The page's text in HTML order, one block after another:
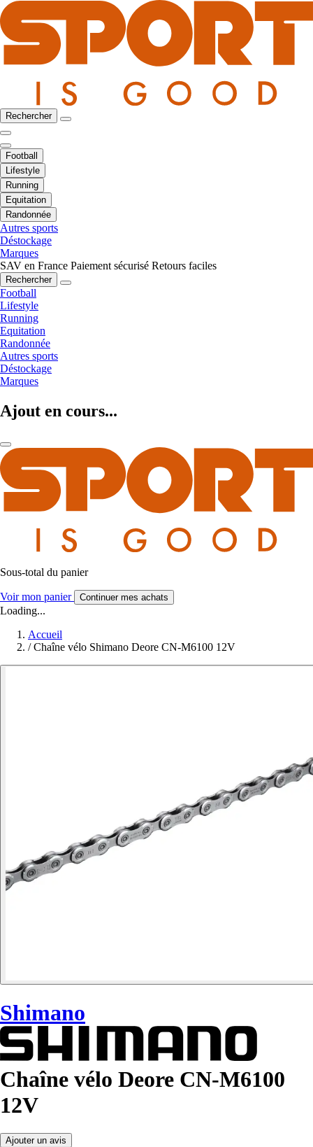
Rechercher
Football
Lifestyle
Running
Equitation
Randonnée
Autres sports
Déstockage
Marques
SAV en France Paiement sécurisé Retours faciles
Rechercher
Football
Lifestyle
Running
Equitation
Randonnée
Autres sports
Déstockage
Marques
Ajout en cours...
Sous-total du panier
Voir mon panier Continuer mes achats
Loading...
Accueil
/ Chaîne vélo Shimano Deore CN-M6100 12V
Shimano
Chaîne vélo Deore CN-M6100
12V
Ajouter un avis